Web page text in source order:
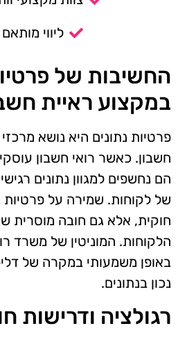
ליווי
החשיבות של
במקצוע ראיית
פרטיות נתונים היא נושא
חשבון. כאשר רואי חשבון
הם נחשפים למגוון נתונים
של לקוחות. שמירה על פרטיות
חוקית, אלא גם חובה מוסרית
הלקוחות. המוניטין של משרד
באופן משמעותי במקרה של
נכון בנתונים.
רגולציה ודרישות